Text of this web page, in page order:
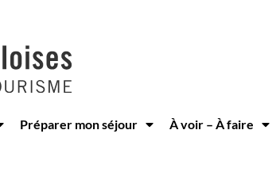
Préparer mon séjour À voir – À faire